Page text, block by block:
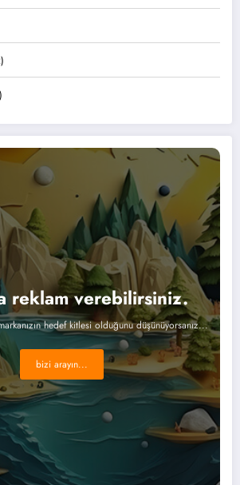
reklam verebilirsiniz.
hedef kitlesi olduğunu düşünüyorsanız...
bizi arayın...